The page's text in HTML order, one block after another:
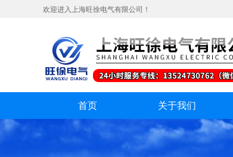
欢迎进入上海旺徐电气有限公司！
首页 关于我们